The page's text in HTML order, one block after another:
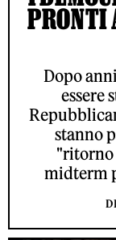
PRONTI
Dopo
essere
stanno
"ritorno
midterm